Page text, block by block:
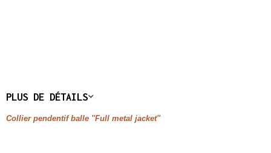
PLUS DE DÉTAILS
Collier pendentif balle ''Full metal jacket''